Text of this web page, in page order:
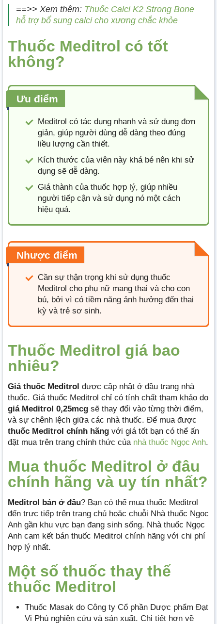
==>> Xem thêm: Thuốc Calci K2 Strong Bone
hỗ trợ bổ sung calci cho xương chắc khỏe
Thuốc Meditrol có tốt
không?
Ưu điểm
Meditrol có tác dụng nhanh và sử dụng đơn
giản, giúp người dùng dễ dàng theo đúng
liều lượng cần thiết.
Kích thước của viên này khá bé nên khi sử
dụng sẽ dễ dàng.
Giá thành của thuốc hợp lý, giúp nhiều
người tiếp cận và sử dụng nó một cách
hiệu quả.
Nhược điểm
Cần sự thận trọng khi sử dụng thuốc
Meditrol cho phụ nữ mang thai và cho con
bú, bởi vì có tiềm năng ảnh hưởng đến thai
kỳ và trẻ sơ sinh.
Thuốc Meditrol giá bao
nhiêu?
Giá thuốc Meditrol được cập nhật ở đầu trang nhà
thuốc. Giá thuốc Meditrol chỉ có tính chất tham khảo do
giá Meditrol 0,25mcg sẽ thay đổi vào từng thời điểm,
và sự chênh lệch giữa các nhà thuốc. Để mua được
thuốc Meditrol chính hãng với giá tốt bạn có thể ấn
đặt mua trên trang chính thức của nhà thuốc Ngọc Anh.
Mua thuốc Meditrol ở đâu
chính hãng và uy tín nhất?
Meditrol bán ở đâu? Bạn có thể mua thuốc Meditrol
đến trực tiếp trên trang chủ hoặc chuỗi Nhà thuốc Ngọc
Anh gần khu vực bạn đang sinh sống. Nhà thuốc Ngọc
Anh cam kết bán thuốc Meditrol chính hãng với chi phí
hợp lý nhất.
Một số thuốc thay thế
thuốc Meditrol
Thuốc Masak do Công ty Cổ phần Dược phẩm Đạt
Vi Phú nghiên cứu và sản xuất. Chi tiết hơn về